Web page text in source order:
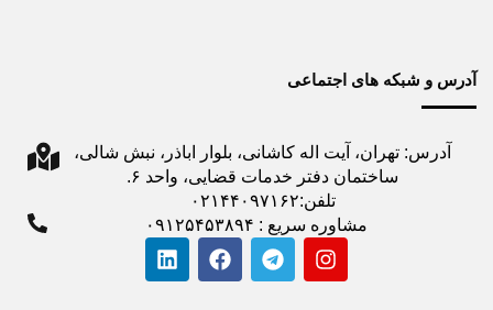
آدرس و شبکه های اجتماعی
آدرس: تهران، آیت اله کاشانی، بلوار اباذر، نبش شالی،
ساختمان دفتر خدمات قضایی، واحد ۶.
تلفن:۰۲۱۴۴۰۹۷۱۶۲
مشاوره سریع : ۰۹۱۲۵۴۵۳۸۹۴